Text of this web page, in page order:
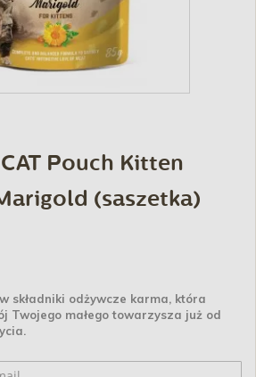
Pouch Kitten
(saszetka)
składniki odżywcze karma, która
Twojego małego towarzysza już od